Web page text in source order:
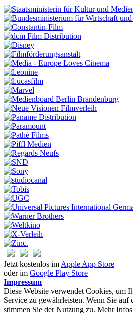
Jetzt kostenlos im Apple App Store
oder im Google Play Store
Impressum
Diese Website verwendet Cookies, um
Service zu gewährleisten. Wenn Sie auf
stimmen Sie der Nutzung zu. Mehr